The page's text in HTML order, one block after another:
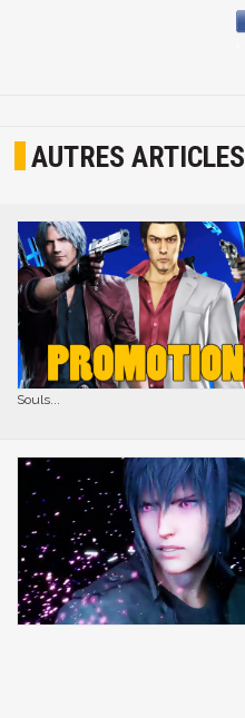
AUTRES ARTICLES
Souls...